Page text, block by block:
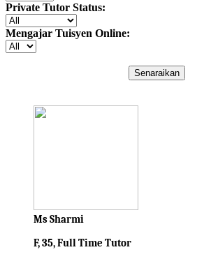
Private Tutor Status:
Mengajar Tuisyen Online:
Senaraikan
Ms Sharmi
F, 35, Full Time Tutor